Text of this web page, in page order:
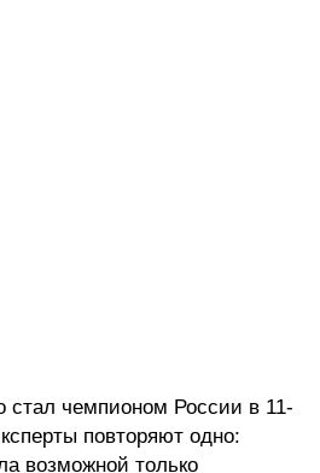
стал чемпионом России в 11-
повторяют одно:
возможной только